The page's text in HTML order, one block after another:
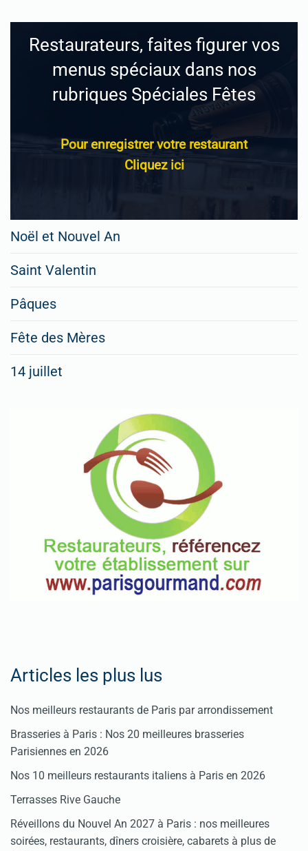
Restaurateurs, faites figurer vos
menus spéciaux dans nos
rubriques Spéciales Fêtes
Pour enregistrer votre restaurant
Cliquez ici
Noël et Nouvel An
Saint Valentin
Pâques
Fête des Mères
14 juillet
Articles les plus lus
Nos meilleurs restaurants de Paris par arrondissement
Brasseries à Paris : Nos 20 meilleures brasseries
Parisiennes en 2026
Nos 10 meilleurs restaurants italiens à Paris en 2026
Terrasses Rive Gauche
Réveillons du Nouvel An 2027 à Paris : nos meilleures
soirées, restaurants, dîners croisière, cabarets à plus de